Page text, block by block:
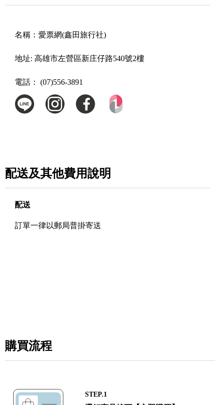
名稱： 愛票網(鑫田旅行社)
地址: 高雄市左營區新庄仔路540號2樓
電話： (07)556-3891
配送及其他費用說明
配送
訂單一律以郵局普掛寄送
購買流程
STEP.1